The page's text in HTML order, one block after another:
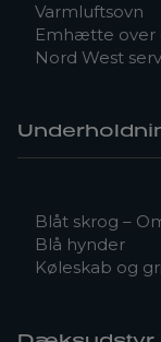
Varmluftsovn
Emhætte over
Nord West
Blåt skrog –
Blå hynder
Køleskab og